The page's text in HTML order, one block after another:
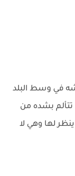
في وسط البلد
بشده من
لها وهي لا